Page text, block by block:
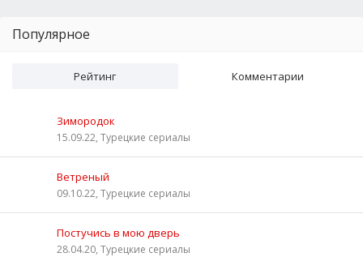
Популярное
Рейтинг Комментарии
Зимородок
15.09.22, Турецкие сериалы
Ветреный
09.10.22, Турецкие сериалы
Постучись в мою дверь
28.04.20, Турецкие сериалы